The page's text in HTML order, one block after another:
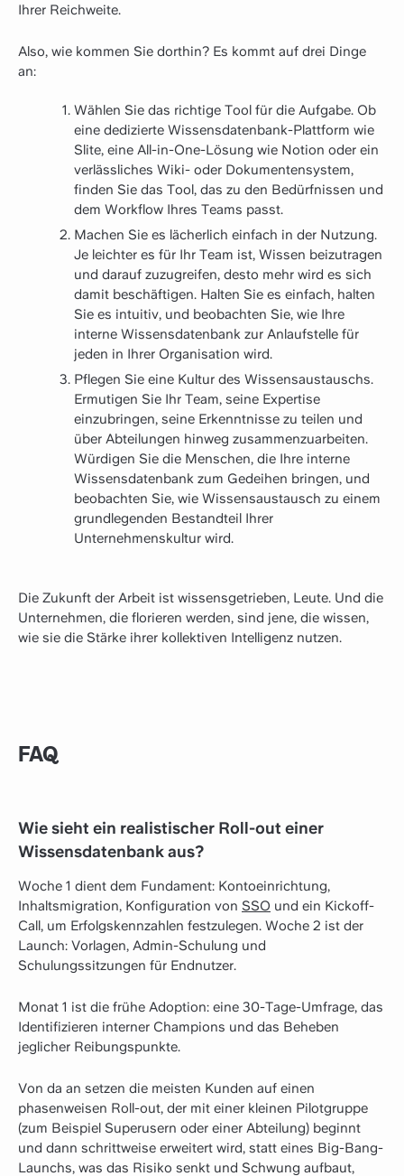
Ihrer Reichweite.
Also, wie kommen Sie dorthin? Es kommt auf drei Dinge
an:
Wählen Sie das richtige Tool für die Aufgabe. Ob
eine dedizierte Wissensdatenbank-Plattform wie
Slite, eine All-in-One-Lösung wie Notion oder ein
verlässliches Wiki- oder Dokumentensystem,
finden Sie das Tool, das zu den Bedürfnissen und
dem Workflow Ihres Teams passt.
Machen Sie es lächerlich einfach in der Nutzung.
Je leichter es für Ihr Team ist, Wissen beizutragen
und darauf zuzugreifen, desto mehr wird es sich
damit beschäftigen. Halten Sie es einfach, halten
Sie es intuitiv, und beobachten Sie, wie Ihre
interne Wissensdatenbank zur Anlaufstelle für
jeden in Ihrer Organisation wird.
Pflegen Sie eine Kultur des Wissensaustauschs.
Ermutigen Sie Ihr Team, seine Expertise
einzubringen, seine Erkenntnisse zu teilen und
über Abteilungen hinweg zusammenzuarbeiten.
Würdigen Sie die Menschen, die Ihre interne
Wissensdatenbank zum Gedeihen bringen, und
beobachten Sie, wie Wissensaustausch zu einem
grundlegenden Bestandteil Ihrer
Unternehmenskultur wird.
Die Zukunft der Arbeit ist wissensgetrieben, Leute. Und die
Unternehmen, die florieren werden, sind jene, die wissen,
wie sie die Stärke ihrer kollektiven Intelligenz nutzen.
FAQ
Wie sieht ein realistischer Roll-out einer
Wissensdatenbank aus?
Woche 1 dient dem Fundament: Kontoeinrichtung,
Inhaltsmigration, Konfiguration von SSO und ein Kickoff-
Call, um Erfolgskennzahlen festzulegen. Woche 2 ist der
Launch: Vorlagen, Admin-Schulung und
Schulungssitzungen für Endnutzer.
Monat 1 ist die frühe Adoption: eine 30-Tage-Umfrage, das
Identifizieren interner Champions und das Beheben
jeglicher Reibungspunkte.
Von da an setzen die meisten Kunden auf einen
phasenweisen Roll-out, der mit einer kleinen Pilotgruppe
(zum Beispiel Superusern oder einer Abteilung) beginnt
und dann schrittweise erweitert wird, statt eines Big-Bang-
Launchs, was das Risiko senkt und Schwung aufbaut,